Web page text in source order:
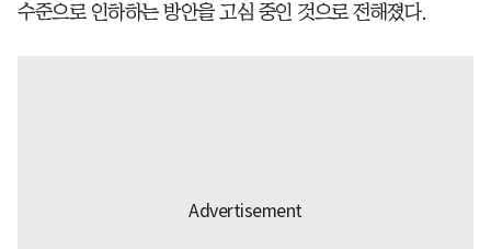
수준으로 인하하는 방안을 고심 중인 것으로 전해졌다.